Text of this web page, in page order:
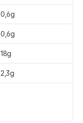
0,6g
0,6g
18g
2,3g